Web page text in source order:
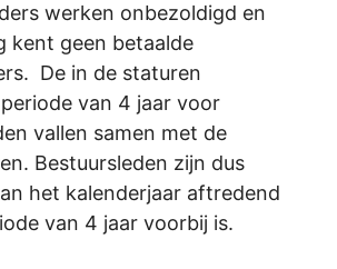
werken onbezoldigd en
kent geen betaalde
De in de staturen
van 4 jaar voor
vallen samen met de
Bestuursleden zijn dus
het kalenderjaar aftredend
van 4 jaar voorbij is.